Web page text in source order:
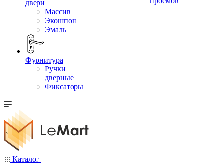
двери
Массив
Экошпон
Эмаль
Фурнитура
Ручки
дверные
Фиксаторы
Каталог